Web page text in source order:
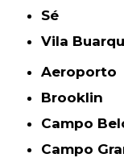
Sé
Vila
Aeroporto
Brooklin
Campo
Campo